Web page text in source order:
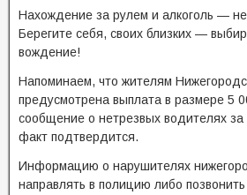
Нахождение за рулем и алкоголь —
Берегите себя, своих близких —
вождение!
Напоминаем, что жителям
предусмотрена выплата в размере 5
сообщение о нетрезвых водителях
факт подтвердится.
Информацию о нарушителях
направлять в полицию либо